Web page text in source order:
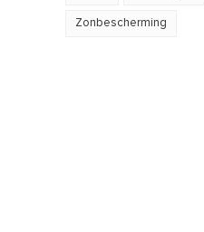
Zonbescherming